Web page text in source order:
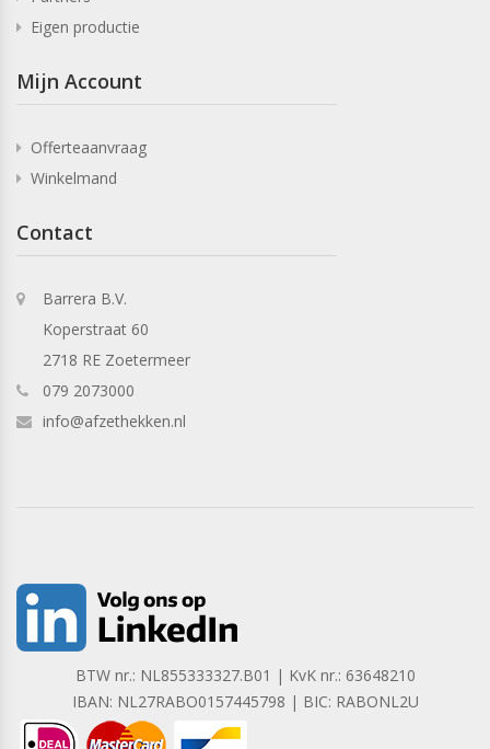
Eigen productie
Mijn Account
Offerteaanvraag
Winkelmand
Contact
Barrera B.V.
Koperstraat 60
2718 RE Zoetermeer
079 2073000
info@afzethekken.nl
BTW nr.: NL855333327.B01 | KvK nr.: 63648210
IBAN: NL27RABO0157445798 | BIC: RABONL2U